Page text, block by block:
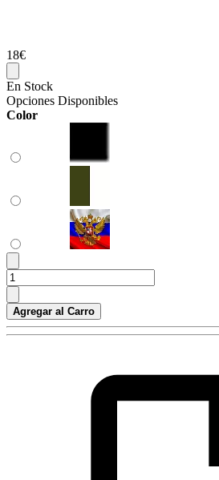
18€
En Stock
Opciones Disponibles
Color
Agregar al Carro